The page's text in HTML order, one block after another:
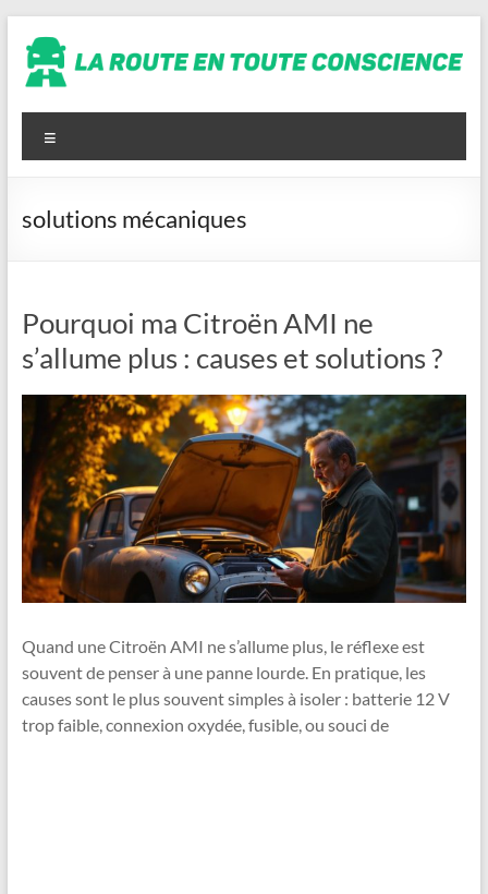
contenu
La
route
en
toute
conscience
solutions mécaniques
Pourquoi ma Citroën AMI ne
s’allume plus : causes et solutions ?
Quand une Citroën AMI ne s’allume plus, le réflexe est
souvent de penser à une panne lourde. En pratique, les
causes sont le plus souvent simples à isoler : batterie 12 V
trop faible, connexion oxydée, fusible, ou souci de